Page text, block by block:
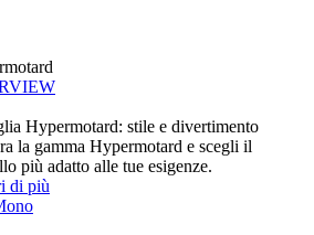
Hypermotard: stile e divertimento
la gamma Hypermotard e scegli il
più adatto alle tue esigenze.
di più